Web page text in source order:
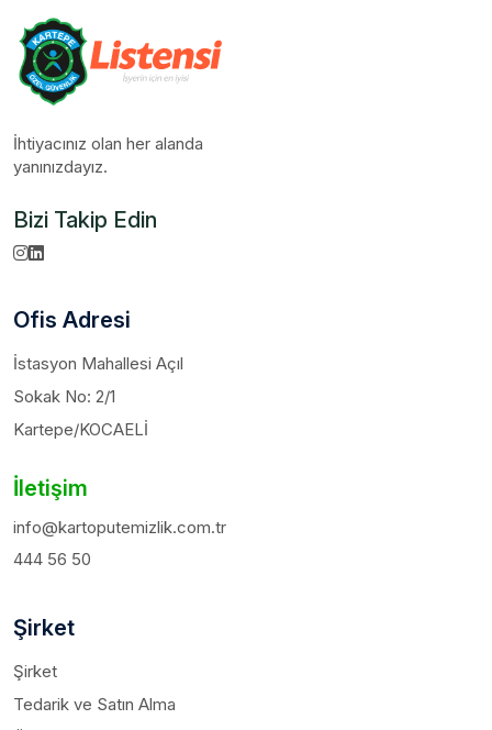
İhtiyacınız olan her alanda
yanınızdayız.
Bizi Takip Edin
Ofis Adresi
İstasyon Mahallesi Açıl
Sokak No: 2/1
Kartepe/KOCAELİ
İletişim
info@kartoputemizlik.com.tr
444 56 50
Şirket
Şirket
Tedarik ve Satın Alma